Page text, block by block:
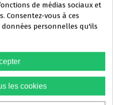
s'adresse
à
DU
DENTAIRE
que vous
dentaire
avez besoin. Que vous
sur nos services, que
ou que vous
plus, nous serons
de médias sociaux et
Consentez-vous à ces
personnelles qu'ils
les cookies